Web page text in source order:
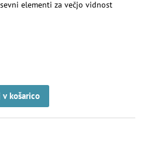
elementi za večjo vidnost
v košarico